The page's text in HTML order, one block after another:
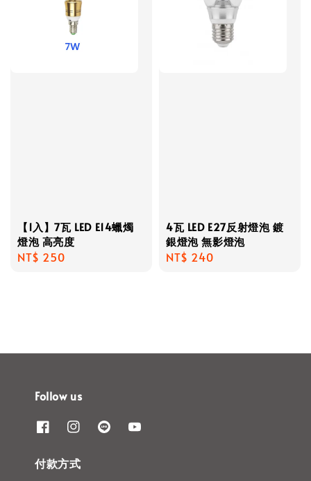
【1入】7瓦 LED E14蠟燭
燈泡 高亮度
Regular
NT$ 250
4瓦 LED E27反射燈泡 鍍
銀燈泡 無影燈泡
Regular
NT$ 240
Follow us
付款方式